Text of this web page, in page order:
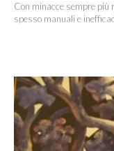
Con minacce sempre più
spesso manuali e